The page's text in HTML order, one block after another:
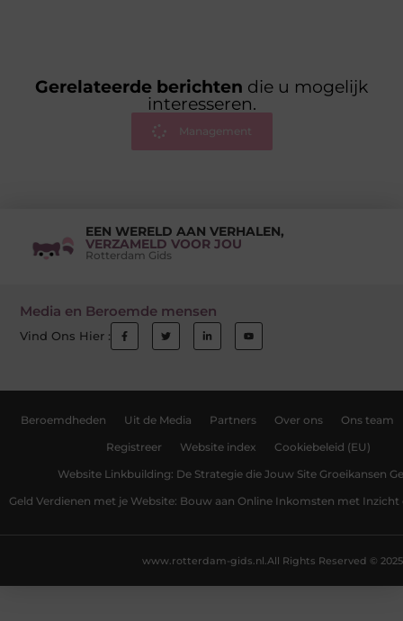
Gerelateerde berichten die u mogelijk
interesseren.
Management
EEN WERELD AAN VERHALEN,
VERZAMELD VOOR JOU
Rotterdam Gids
Media en Beroemde mensen
Vind Ons Hier :
Beroemdheden Uit de Media Partners Over ons Ons team
Registreer Website index Cookiebeleid (EU)
Website Linkbuilding: De Strategie die Jouw Site Groeikansen
Geld Verdienen met je Website: Bouw aan Online Inkomsten met Inzicht
All Rights Reserved © 2025
www.rotterdam-gids.nl.